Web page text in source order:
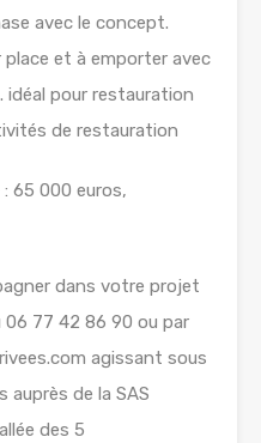
avec le concept.
et à emporter avec
idéal pour restauration
de restauration
65 000 euros,
dans votre projet
77 42 86 90 ou par
agissant sous
auprès de la SAS
des 5